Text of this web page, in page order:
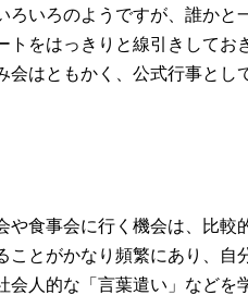
いろのようですが、誰か
をはっきりと線引きしてお
はともかく、公式行事と
食事会に行く機会は、比較
ことがかなり頻繁にあり、
人的な「言葉遣い」などを